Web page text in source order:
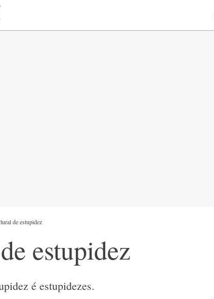
de estupidez
estupidez
é estupidezes.